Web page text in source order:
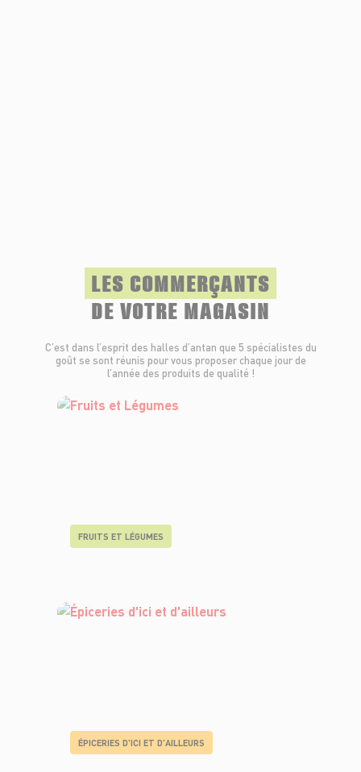
LES COMMERÇANTS
DE VOTRE MAGASIN
C’est dans l’esprit des halles d’antan que 5 spécialistes du
goût se sont réunis pour vous proposer chaque jour de
l’année des produits de qualité !
FRUITS ET LÉGUMES
ÉPICERIES D'ICI ET D'AILLEURS